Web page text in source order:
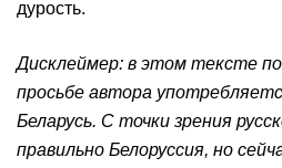
дурость.
Дисклеймер: в этом тексте
просьбе автора
Беларусь. С точки зрения
правильно Белоруссия, но